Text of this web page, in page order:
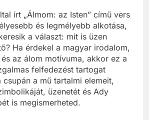
írt „Álmom: az Isten” című vers
és legmélyebb alkotása,
a választ: mit is üzen
Ha érdekel a magyar irodalom,
az álom motívuma, akkor ez a
felfedezést tartogat
csupán a mű tartalmi elemeit,
üzenetét és Ady
is megismerheted.